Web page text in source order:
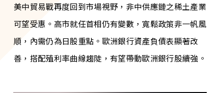
美中貿易戰再度回到市場視野，非中供應鏈之稀土產業
可望受惠。高市就任首相仍有變數，寬鬆政策非一帆風
順，內需仍為日股重點。歐洲銀行資產負債表顯著改
善，搭配殖利率曲線趨陡，有望帶動歐洲銀行股續強。